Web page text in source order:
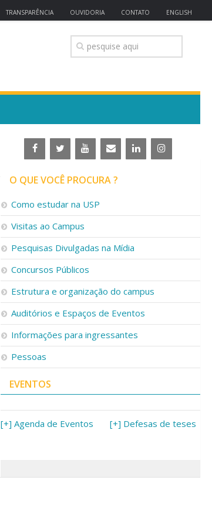
TRANSPARÊNCIA OUVIDORIA CONTATO ENGLISH
O QUE VOCÊ PROCURA ?
Como estudar na USP
Visitas ao Campus
Pesquisas Divulgadas na Mídia
Concursos Públicos
Estrutura e organização do campus
Auditórios e Espaços de Eventos
Informações para ingressantes
Pessoas
EVENTOS
[+] Agenda de Eventos [+] Defesas de teses